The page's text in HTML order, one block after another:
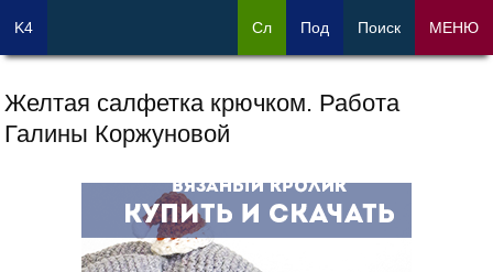
Желтая салфетка крючком. Работа
Галины Коржуновой
K4 Сл Под Поиск МЕНЮ